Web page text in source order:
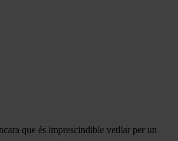
que és imprescindible vetllar per un